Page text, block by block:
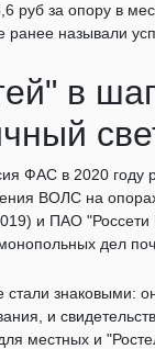
руб за опору в
ранее называли
в
ФАС в 2020 году
ВОЛС на
и ПАО
дел
знаковыми:
и
местных и